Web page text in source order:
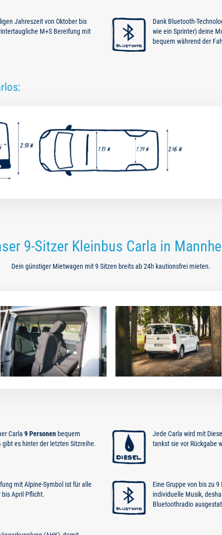
Jahreszeit von Oktober bis
M+S Bereifung mit
Dank Bluetooth-
wie ein Sprinter) deine
bequem während der
9-Sitzer Kleinbus Carla in
Dein günstiger Mietwagen mit 9 Sitzen breits ab 24h kautionsfrei mieten.
Carla 9 Personen bequem
es hinter der letzten Sitzreihe.
Jede Carla wird mit
tankst sie vor Rückgabe
mit Alpine-Symbol ist für alle
bis April Pflicht.
Eine Gruppe von bis zu
individuelle Musik,
Bluetoothradio